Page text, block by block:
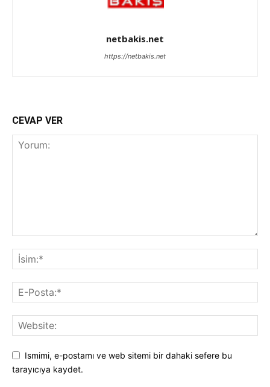
netbakis.net
https://netbakis.net
CEVAP VER
Ismimi, e-postamı ve web sitemi bir dahaki sefere bu
tarayıcıya kaydet.